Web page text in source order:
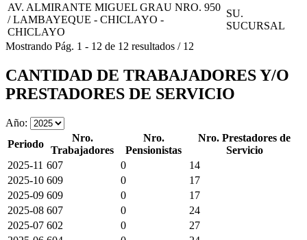
AV. ALMIRANTE MIGUEL GRAU NRO. 950
/ LAMBAYEQUE - CHICLAYO -
CHICLAYO
SU.
SUCURSAL
Mostrando Pág. 1 - 12 de 12 resultados / 12
CANTIDAD DE TRABAJADORES Y/O
PRESTADORES DE SERVICIO
Año:
Periodo
Nro.
Trabajadores
Nro.
Pensionistas
Nro. Prestadores de
Servicio
2025-11 607 0
14
2025-10 609 0
17
2025-09 609 0
17
2025-08 607 0
24
2025-07 602 0
27